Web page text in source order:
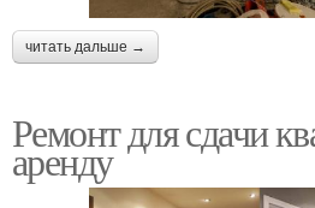
читать дальше →
Ремонт для сдачи
аренду